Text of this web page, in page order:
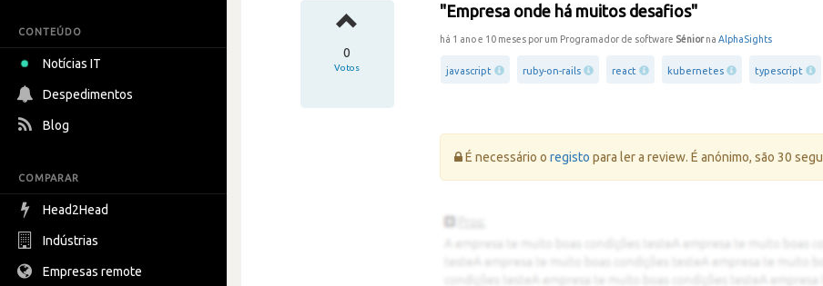
CONTEÚDO
Notícias IT
Despedimentos
Blog
COMPARAR
Head2Head
Indústrias
Empresas remote
0
Votos
"Empresa onde há muitos desafios"
há 1 ano e 10 meses por um Programador de software SéniornaAlphaSights
javascript ruby-on-rails react kubernetes typescript
Erro:
É necessário oregisto para ler a review. É anónimo, são 30